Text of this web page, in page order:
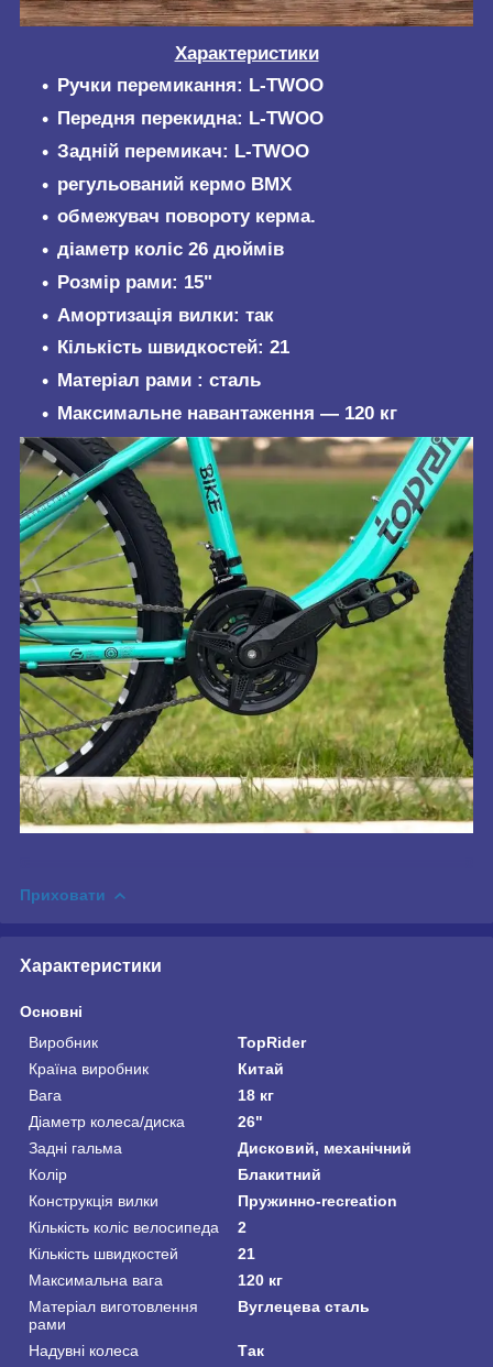
Характеристики
Ручки перемикання: L-TWOO
Передня перекидна: L-TWOO
Задній перемикач: L-TWOO
регульований кермо BMX
обмежувач повороту керма.
діаметр коліс 26 дюймів
Розмір рами: 15"
Амортизація вилки: так
Кількість швидкостей: 21
Матеріал рами : сталь
Максимальне навантаження ― 120 кг
Приховати
Характеристики
Основні
Виробник
TopRider
Країна виробник
Китай
Вага
18 кг
Діаметр колеса/диска
26"
Задні гальма
Дисковий, механічний
Колір
Блакитний
Конструкція вилки
Пружинно-recreation
Кількість коліс велосипеда
2
Кількість швидкостей
21
Максимальна вага
120 кг
Матеріал виготовлення
рами
Вуглецева сталь
Надувні колеса Так